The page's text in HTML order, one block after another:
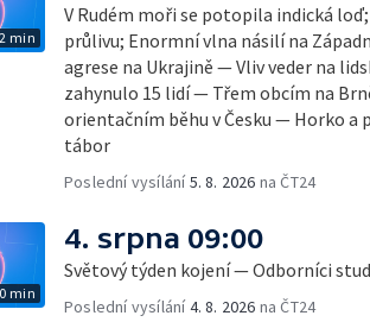
min
V Rudém moři se potopila indická
průlivu; Enormní vlna násilí na
agrese na Ukrajině — Vliv veder na
zahynulo 15 lidí — Třem obcím na
orientačním běhu v Česku — Horko a
tábor
Poslední vysílání5. 8. 2026 na ČT24
min
4. srpna 09:00
Světový týden kojení — Odborníci
Poslední vysílání4. 8. 2026 na ČT24